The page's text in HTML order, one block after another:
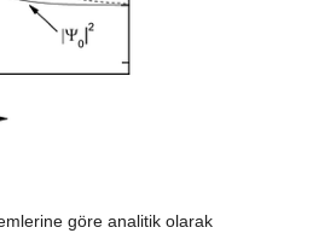
göre analitik olarak